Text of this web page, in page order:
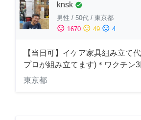
knsk check_circle
男性 / 50代 / 東京都
sentiment_satisfied 1670 sentiment_neutral 49 sentiment_dissatisfied 4
【当日可】イケア家具組み立て
プロが組み立てます)＊ワクチン
東京都